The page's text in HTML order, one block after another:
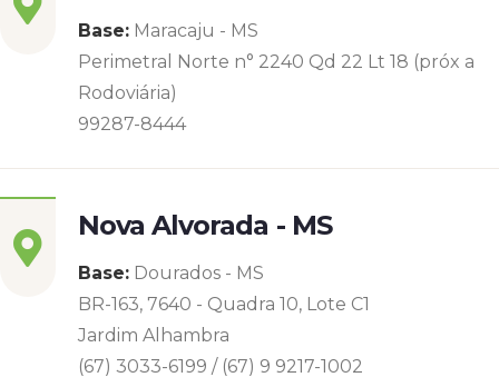
Base: Maracaju - MS
Perimetral Norte n° 2240 Qd 22 Lt 18 (próx a
Rodoviária)
99287-8444
Nova Alvorada - MS
Base: Dourados - MS
BR-163, 7640 - Quadra 10, Lote C1
Jardim Alhambra
(67) 3033-6199 / (67) 9 9217-1002